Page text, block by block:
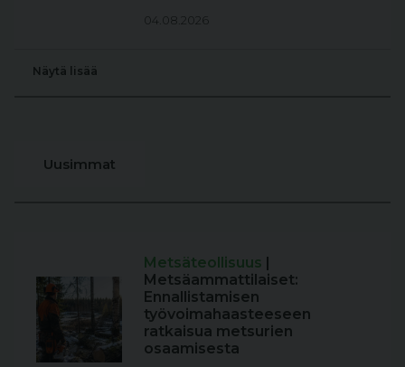
04.08.2026
Näytä lisää
Uusimmat
Metsäteollisuus |
Metsäammattilaiset:
Ennallistamisen
työvoimahaasteeseen
ratkaisua metsurien
osaamisesta